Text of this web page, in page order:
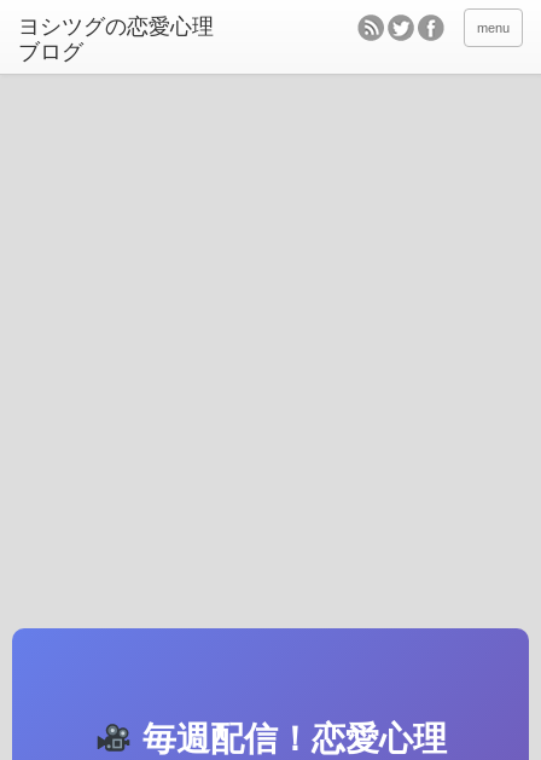
ヨシツグの恋愛心理
ブログ
menu
毎週配信！恋愛心理